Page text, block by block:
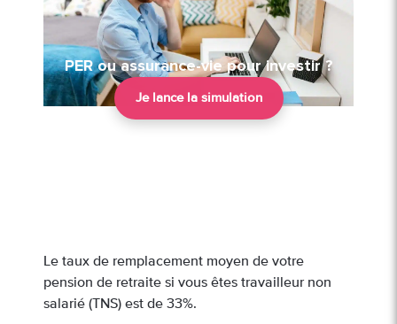
PER ou assurance-vie pour investir ?
Je lance la simulation
Le taux de remplacement moyen de votre
pension de retraite si vous êtes travailleur non
salarié (TNS) est de 33%.